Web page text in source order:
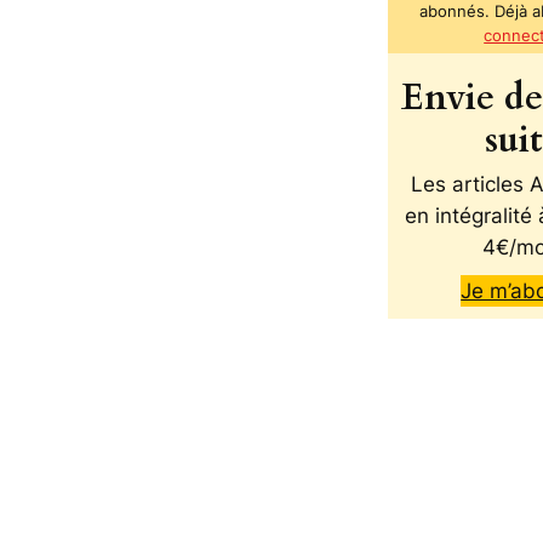
abonnés. Déjà
Envie
Les articles
en intégralité
4€/
Je